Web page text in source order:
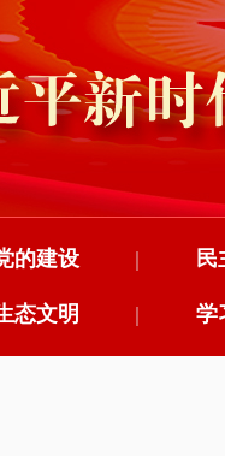
的建设 民
|
态文明 学
|